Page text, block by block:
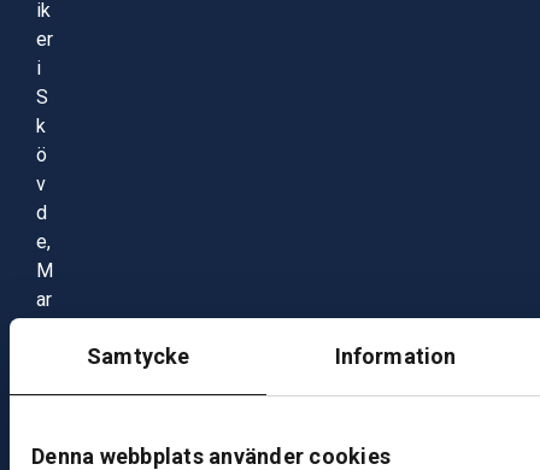
Samtycke Information
Denna webbplats använder cookies
ik
er
i
S
k
ö
v
d
e,
M
ar
o